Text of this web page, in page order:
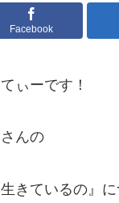
Facebook
ぃーです！
んの
きているの』